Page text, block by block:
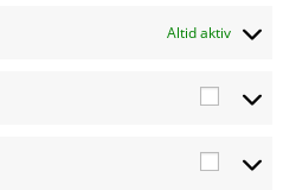
Altid aktiv
97 99 00 10